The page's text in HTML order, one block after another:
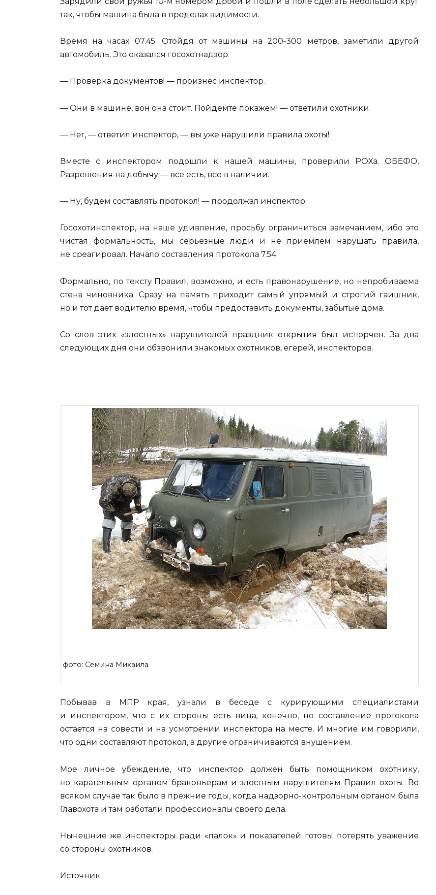
так, чтобы машина была в пределах видимости.
Время на часах 07.45. Отойдя от машины на 200-300 метров, заметили другой
автомобиль. Это оказался госохотнадзор.
— Проверка документов! — произнес инспектор.
— Они в машине, вон она стоит. Пойдемте покажем! — ответили охотники.
— Нет, — ответил инспектор, — вы уже нарушили правила охоты!
Вместе с инспектором подошли к нашей машины, проверили РОХа. ОБЕФО,
Разрешения на добычу — все есть, все в наличии.
— Ну, будем составлять протокол! — продолжал инспектор.
Госохотинспектор, на наше удивление, просьбу ограничиться замечанием, ибо это
чистая формальность, мы серьезные люди и не приемлем нарушать правила,
не среагировал. Начало составления протокола 7.54.
Формально, по тексту Правил, возможно, и есть правонарушение, но непробиваема
стена чиновника. Сразу на память приходит самый упрямый и строгий гаишник,
но и тот дает водителю время, чтобы предоставить документы, забытые дома.
Со слов этих «злостных» нарушителей праздник открытия был испорчен. За два
следующих дня они обзвонили знакомых охотников, егерей, инспекторов.
фото: Семина Михаила
Побывав в МПР края, узнали в беседе с курирующими специалистами
и инспектором, что с их стороны есть вина, конечно, но составление протокола
остается на совести и на усмотрении инспектора на месте. И многие им говорили,
что одни составляют протокол, а другие ограничиваются внушением.
Мое личное убеждение, что инспектор должен быть помощником охотнику,
но карательным органом браконьерам и злостным нарушителям Правил охоты. Во
всяком случае так было в прежние годы, когда надзорно-контрольным органом была
Главохота и там работали профессионалы своего дела.
Нынешние же инспекторы ради «палок» и показателей готовы потерять уважение
со стороны охотников.
Источник